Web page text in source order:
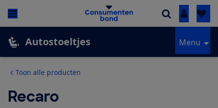
Inloggen
Autostoeltjes Menu
Toon alle producten
Recaro